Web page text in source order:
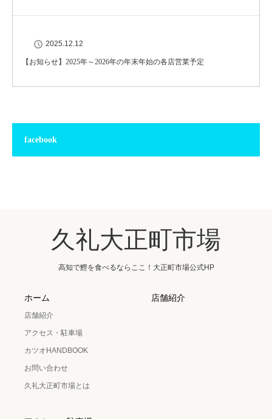
2025.12.12
【お知らせ】2025年～2026年の年末年始の各店営業予定
facebook
久礼大正町市場
高知で鰹を食べるならここ！大正町市場公式HP
ホーム
店舗紹介
アクセス・駐車場
カツオHANDBOOK
お問い合わせ
久礼大正町市場とは
店舗紹介